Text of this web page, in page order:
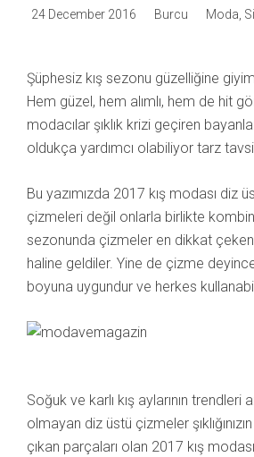
24 December 2016 Burcu Moda
Şüphesiz kış sezonu güzelliğine
Hem güzel, hem alımlı, hem de hit
modacılar şıklık krizi geçiren
oldukça yardımcı olabiliyor tarz
Bu yazımızda 2017 kış modası diz
çizmeleri değil onlarla birlikte
sezonunda çizmeler en dikkat
haline geldiler. Yine de çizme
boyuna uygundur ve herkes
Soğuk ve karlı kış aylarının
olmayan diz üstü çizmeler
çıkan parçaları olan 2017 kış